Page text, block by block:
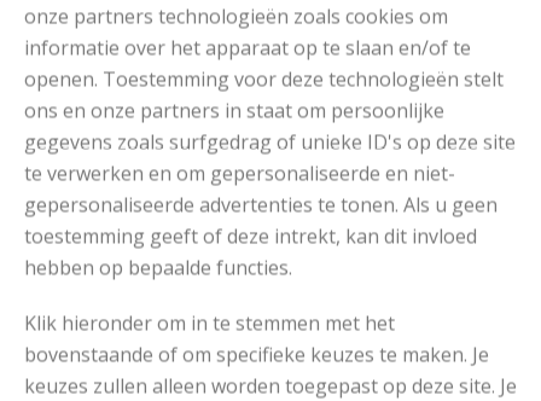
onze partners technologieën zoals cookies om
informatie over het apparaat op te slaan en/of te
openen. Toestemming voor deze technologieën stelt
ons en onze partners in staat om persoonlijke
gegevens zoals surfgedrag of unieke ID's op deze site
te verwerken en om gepersonaliseerde en niet-
gepersonaliseerde advertenties te tonen. Als u geen
toestemming geeft of deze intrekt, kan dit invloed
hebben op bepaalde functies.
Klik hieronder om in te stemmen met het
bovenstaande of om specifieke keuzes te maken. Je
keuzes zullen alleen worden toegepast op deze site. Je